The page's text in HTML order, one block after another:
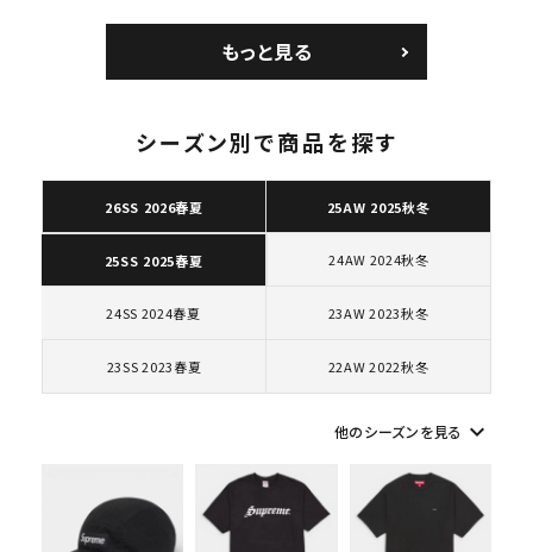
キャップ・ハット
パーカー・クルーネック
カテゴリーから探す
コラボレーションブランドから探す
並び順
カー ホワイト 白
もっと見る
シーズン別で商品を探す
26SS 2026春夏 25AW 2025秋冬
25SS 2025春夏 24AW 2024秋冬
24SS 2024春夏 23AW 2023秋冬
23SS 2023春夏 22AW 2022秋冬
他のシーズンを見る keyboard_arrow_down